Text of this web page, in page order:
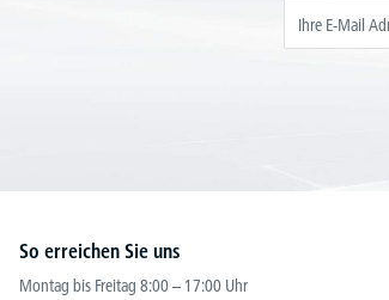
So erreichen Sie uns
Montag bis Freitag 8:00 – 17:00 Uhr